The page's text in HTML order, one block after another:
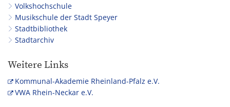
Volkshochschule
Musikschule der Stadt Speyer
Stadtbibliothek
Stadtarchiv
Weitere Links
Kommunal-Akademie Rheinland-Pfalz e.V.
VWA Rhein-Neckar e.V.